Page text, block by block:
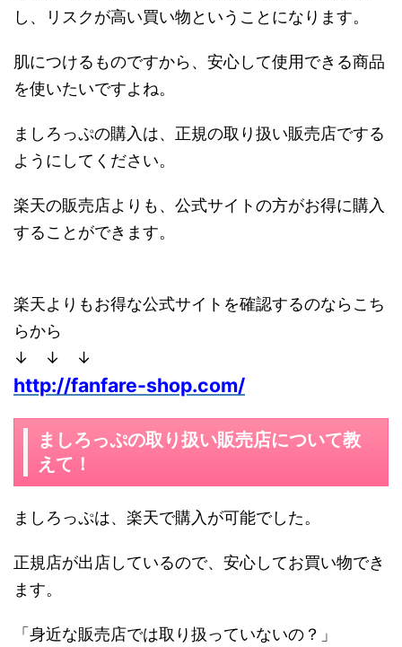
し、リスクが高い買い物ということになります。
肌につけるものですから、安心して使用できる商品
を使いたいですよね。
ましろっぷの購入は、正規の取り扱い販売店でする
ようにしてください。
楽天の販売店よりも、公式サイトの方がお得に購入
することができます。
楽天よりもお得な公式サイトを確認するのならこち
らから
↓ ↓ ↓
http://fanfare-shop.com/
ましろっぷの取り扱い販売店について教
えて！
ましろっぷは、楽天で購入が可能でした。
正規店が出店しているので、安心してお買い物でき
ます。
「身近な販売店では取り扱っていないの？」